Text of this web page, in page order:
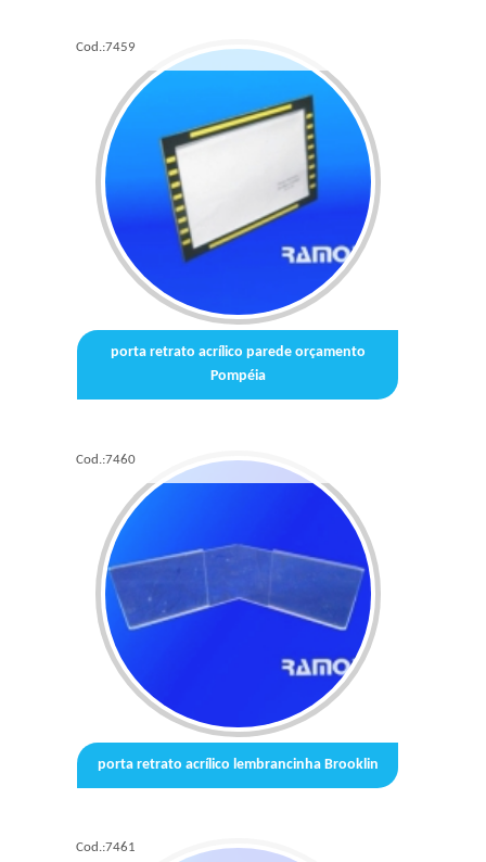
Cod.:7459
porta retrato acrílico parede orçamento
Pompéia
Cod.:7460
porta retrato acrílico lembrancinha Brooklin
Cod.:7461